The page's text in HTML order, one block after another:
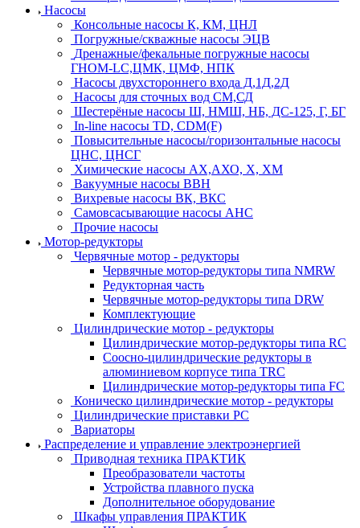
Насосы
Консольные насосы К, КМ, ЦНЛ
Погружные/скважные насосы ЭЦВ
Дренажные/фекальные погружные насосы
ГНОМ-LC,ЦМК, ЦМФ, НПК
Насосы двухстороннего входа Д,1Д,2Д
Насосы для сточных вод СМ,СД
Шестерёные насосы Ш, НМШ, НБ, ДС-125, Г, БГ
In-line насосы TD, CDM(F)
Повысительные насосы/горизонтальные насосы
ЦНС, ЦНСГ
Химические насосы АХ,АХО, Х, ХМ
Вакуумные насосы ВВН
Вихревые насосы ВК, ВКС
Самовсасывающие насосы АНС
Прочие насосы
Мотор-редукторы
Червячные мотор - редукторы
Червячные мотор-редукторы типа NMRW
Редукторная часть
Червячные мотор-редукторы типа DRW
Комплектующие
Цилиндрические мотор - редукторы
Цилиндрические мотор-редукторы типа RC
Соосно-цилиндрические редукторы в
алюминиевом корпусе типа TRC
Цилиндрические мотор-редукторы типа FC
Коническо цилиндрические мотор - редукторы
Цилиндрические приставки PC
Вариаторы
Распределение и управление электроэнергией
Приводная техника ПРАКТИК
Преобразователи частоты
Устройства плавного пуска
Дополнительное оборудование
Шкафы управления ПРАКТИК